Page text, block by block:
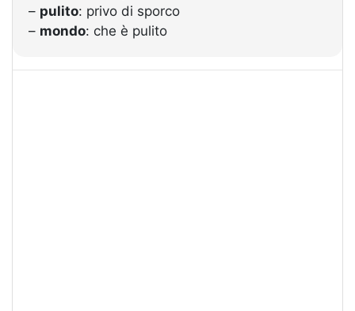
– pulito: privo di sporco
– mondo: che è pulito